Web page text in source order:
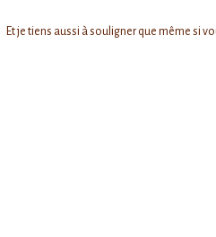
Et je tiens aussi à souligner que même si